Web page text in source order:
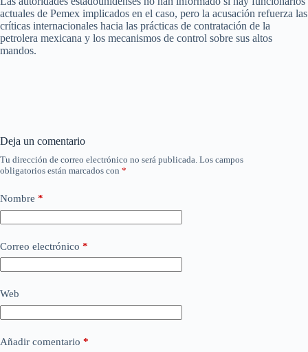
actuales de Pemex implicados en el caso, pero la acusación refuerza las
críticas internacionales hacia las prácticas de contratación de la
petrolera mexicana y los mecanismos de control sobre sus altos
mandos.
Deja un comentario
Tu dirección de correo electrónico no será publicada. Los campos
obligatorios están marcados con *
Nombre *
Correo electrónico *
Web
Añadir comentario *